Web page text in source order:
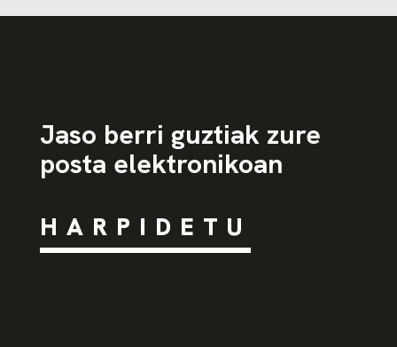
Jaso berri guztiak zure
posta elektronikoan
HARPIDETU